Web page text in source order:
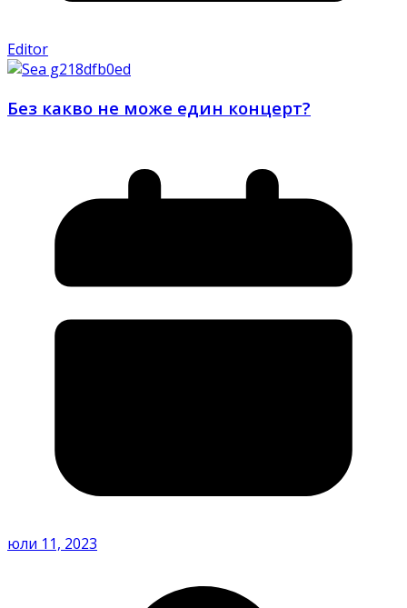
Editor
Без какво не може един концерт?
юли 11, 2023